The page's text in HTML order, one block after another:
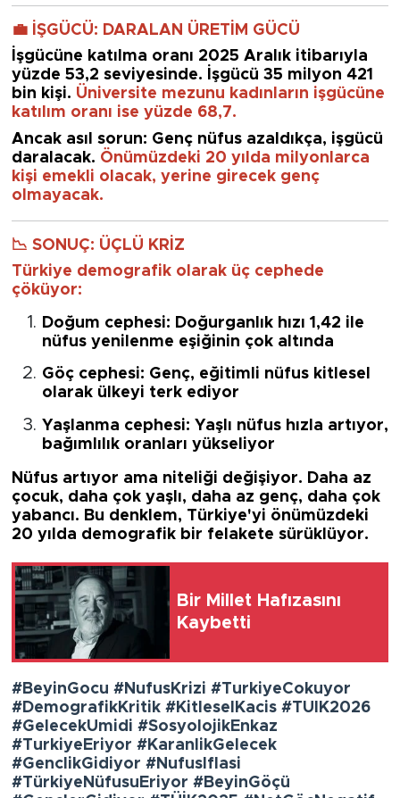
💼 İŞGÜCÜ: DARALAN ÜRETİM GÜCÜ
İşgücüne katılma oranı 2025 Aralık itibarıyla
yüzde 53,2 seviyesinde. İşgücü 35 milyon 421
bin kişi. Üniversite mezunu kadınların işgücüne
katılım oranı ise yüzde 68,7.
Ancak asıl sorun: Genç nüfus azaldıkça, işgücü
daralacak. Önümüzdeki 20 yılda milyonlarca
kişi emekli olacak, yerine girecek genç
olmayacak.
📉 SONUÇ: ÜÇLÜ KRİZ
Türkiye demografik olarak üç cephede
çöküyor:
Doğum cephesi: Doğurganlık hızı 1,42 ile
nüfus yenilenme eşiğinin çok altında
Göç cephesi: Genç, eğitimli nüfus kitlesel
olarak ülkeyi terk ediyor
Yaşlanma cephesi: Yaşlı nüfus hızla artıyor,
bağımlılık oranları yükseliyor
Nüfus artıyor ama niteliği değişiyor. Daha az
çocuk, daha çok yaşlı, daha az genç, daha çok
yabancı. Bu denklem, Türkiye'yi önümüzdeki
20 yılda demografik bir felakete sürüklüyor.
Bir Millet Hafızasını
Kaybetti
#BeyinGocu #NufusKrizi #TurkiyeCokuyor
#DemografikKritik #KitleselKacis #TUIK2026
#GelecekUmidi #SosyolojikEnkaz
#TurkiyeEriyor #KaranlikGelecek
#GenclikGidiyor #NufusIflasi
#TürkiyeNüfusuEriyor #BeyinGöçü